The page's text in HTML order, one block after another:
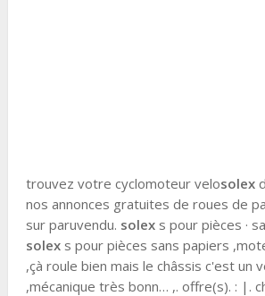
trouvez votre cyclomoteur velosolex
nos annonces gratuites de roues de
sur paruvendu. solexs pour pièces ·
solexs pour pièces sans papiers
,çà roule bien mais le châssis c'est un
,mécanique très bonn… ,. offre(s). : |.